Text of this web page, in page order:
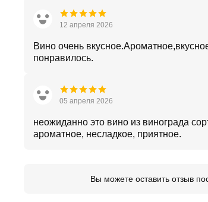
12 апреля 2026
Вино очень
понравилось.
05 апреля 2026
неожиданно это вино из винограда
ароматное, несладкое, приятное.
Вы можете оставить отзыв